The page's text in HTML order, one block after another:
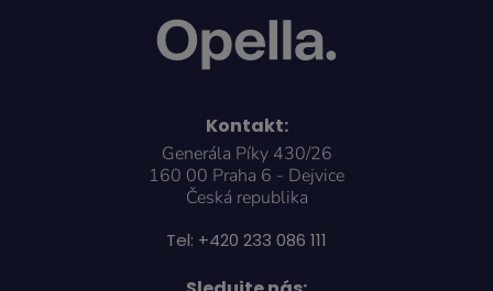
Kontakt:
Generála Píky 430/26
160 00 Praha 6 - Dejvice
Česká republika
Tel: +420 233 086 111